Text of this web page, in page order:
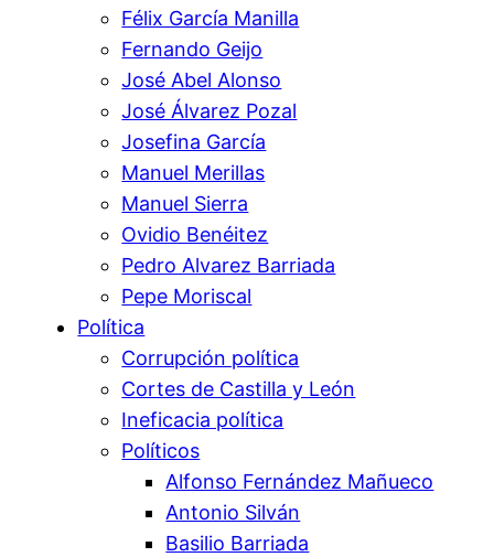
Félix García Manilla
Fernando Geijo
José Abel Alonso
José Álvarez Pozal
Josefina García
Manuel Merillas
Manuel Sierra
Ovidio Benéitez
Pedro Alvarez Barriada
Pepe Moriscal
Política
Corrupción política
Cortes de Castilla y León
Ineficacia política
Políticos
Alfonso Fernández Mañueco
Antonio Silván
Basilio Barriada